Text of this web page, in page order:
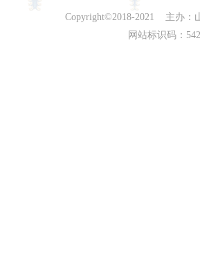
Copyright©2018-2021 主办：
网站标识码：